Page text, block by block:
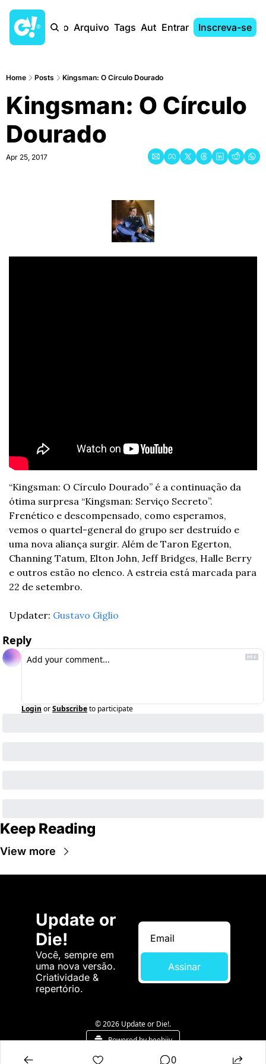
Início Arquivo Tags AutoresEntrar Inscreva-se
Home Posts Kingsman: O Círculo Dourado
Kingsman: O Círculo
Dourado
Apr 25, 2017
“Kingsman: O Círculo Dourado” é a continuação da
ótima surpresa “Kingsman: Serviço Secreto”.
Frenético e descompensado, como esperamos,
vemos o quartel-general do grupo ser destruído e
uma nova aliança surgir. Além de Taron Egerton,
Channing Tatum, Elton John, Jeff Bridges, Halle Berry
e outros estão no elenco. A estreia está marcada para
22 de setembro.
Updater: Gustavo Giglio
Reply
Login orSubscribeto participate
Keep Reading
View more
Update or
Die!
Você, sempre em
uma nova versão.
Criatividade &
repertório.
Assinar
© 2026 Update or Die!.
Powered by beehiiv
0